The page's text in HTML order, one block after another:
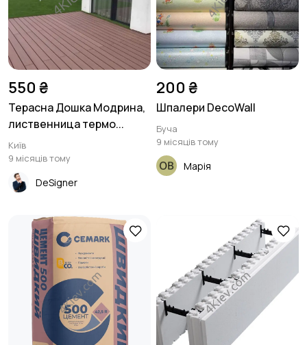
550 ₴
Терасна Дошка Модрина,
лиственница термо...
Київ
9 місяців тому
DeSigner
200 ₴
Шпалери DecoWall
Буча
9 місяців тому
Марія